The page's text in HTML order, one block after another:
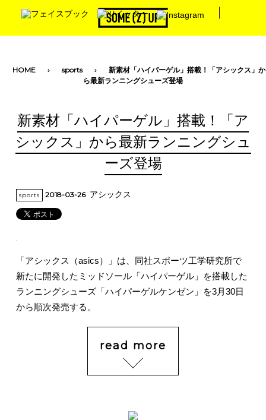
toggle navigation
HOME sports
新素材「ハイパーゲル」搭載！「アシックス」か
ら最新ランニングシューズ登場
新素材「ハイパーゲル」搭載！「ア
シックス」から最新ランニングシュ
ーズ登場
sports 2018-03-26 アシックス
「アシックス（asics）」は、同社スポーツ工学研究所で
新たに開発したミッドソール「ハイパーゲル」を搭載した
ランニングシューズ「ハイパーゲルケンゼン」を3月30日
から順次発売する。
read more